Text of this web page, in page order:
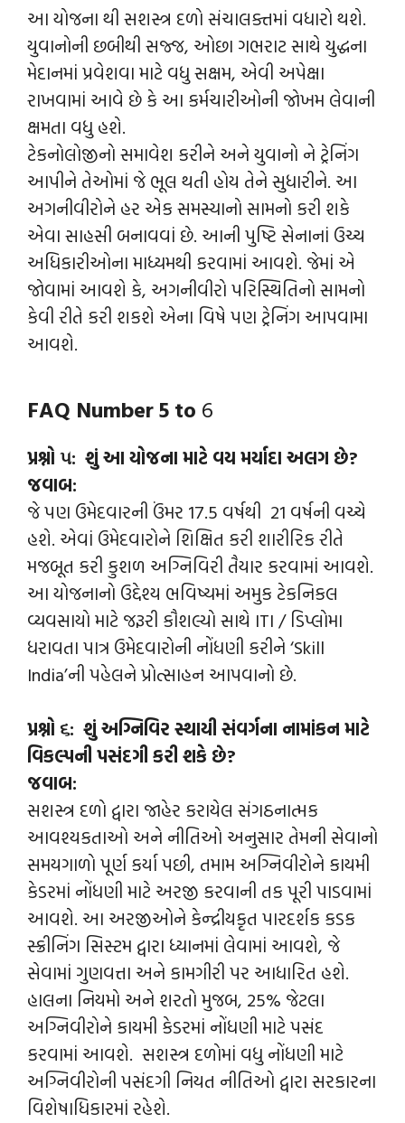
આ યોજના થી સશસ્ત્ર દળો સંચાલક્તમાં વધારો થશે.
યુવાનોની છબીથી સજ્જ, ઓછા ગભરાટ સાથે યુદ્ધના
મેદાનમાં પ્રવેશવા માટે વધુ સક્ષમ, એવી અપેક્ષા
રાખવામાં આવે છે કે આ કર્મચારીઓની જોખમ લેવાની
ક્ષમતા વધુ હશે.
ટેકનોલોજીનો સમાવેશ કરીને અને યુવાનો ને ટ્રેનિંગ
આપીને તેઓમાં જે ભૂલ થતી હોય તેને સુધારીને. આ
અગનીવીરોને હર એક સમસ્યાનો સામનો કરી શકે
એવા સાહસી બનાવવાં છે. આની પુષ્ટિ સેનાનાં ઉચ્ચ
અધિકારીઓના માધ્યમથી કરવામાં આવશે. જેમાં એ
જોવામાં આવશે કે, અગનીવીરો પરિસ્થિતિનો સામનો
કેવી રીતે કરી શકશે એના વિષે પણ ટ્રેનિંગ આપવામા
આવશે.
FAQ Number 5 to 6
પ્રશ્નો ૫: શું આ યોજના માટે વય મર્યાદા અલગ છે?
જવાબ:
જે પણ ઉમેદવારની ઉંમર 17.5 વર્ષથી 21 વર્ષની વચ્ચે
હશે. એવાં ઉમેદવારોને શિક્ષિત કરી શારીરિક રીતે
મજબૂત કરી કુશળ અગ્નિવિરી તૈયાર કરવામાં આવશે.
આ યોજનાનો ઉદ્દેશ્ય ભવિષ્યમાં અમુક ટેકનિકલ
વ્યવસાયો માટે જરૂરી કૌશલ્યો સાથે ITI / ડિપ્લોમા
ધરાવતા પાત્ર ઉમેદવારોની નોંધણી કરીને ‘Skill
India’ની પહેલને પ્રોત્સાહન આપવાનો છે.
પ્રશ્નો ૬: શું અગ્નિવિર સ્થાયી સંવર્ગના નામાંકન માટે
વિકલ્પની પસંદગી કરી શકે છે?
જવાબ:
સશસ્ત્ર દળો દ્વારા જાહેર કરાયેલ સંગઠનાત્મક
આવશ્યકતાઓ અને નીતિઓ અનુસાર તેમની સેવાનો
સમયગાળો પૂર્ણ કર્યા પછી, તમામ અગ્નિવીરોને કાયમી
કેડરમાં નોંધણી માટે અરજી કરવાની તક પૂરી પાડવામાં
આવશે. આ અરજીઓને કેન્દ્રીયકૃત પારદર્શક કડક
સ્ક્રીનિંગ સિસ્ટમ દ્વારા ધ્યાનમાં લેવામાં આવશે, જે
સેવામાં ગુણવત્તા અને કામગીરી પર આધારિત હશે.
હાલના નિયમો અને શરતો મુજબ, 25% જેટલા
અગ્નિવીરોને કાયમી કેડરમાં નોંધણી માટે પસંદ
કરવામાં આવશે. સશસ્ત્ર દળોમાં વધુ નોંધણી માટે
અગ્નિવીરોની પસંદગી નિયત નીતિઓ દ્વારા સરકારના
વિશેષાધિકારમાં રહેશે.